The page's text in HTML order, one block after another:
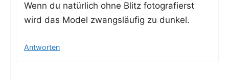
Wenn du natür­lich ohne Blitz foto­gra­fierst
wird das Model zwangs­läu­fig zu dunkel.
Antworten